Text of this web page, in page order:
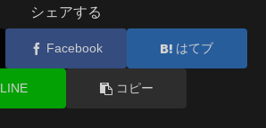
シェアする
Facebook はてブ
LINE コピー